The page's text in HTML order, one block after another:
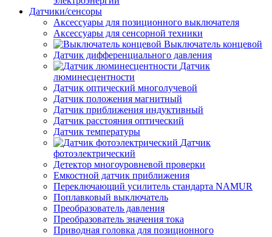
Датчики/сенсоры
Аксессуары для позиционного выключателя
Аксессуары для сенсорной техники
Выключатель концевой
Датчик дифференциального давления
Датчик
люминесцентности
Датчик оптический многолучевой
Датчик положения магнитный
Датчик приближения индуктивный
Датчик расстояния оптический
Датчик температуры
Датчик
фотоэлектрический
Детектор многоуровневой проверки
Емкостной датчик приближения
Переключающий усилитель стандарта NAMUR
Поплавковый выключатель
Преобразователь давления
Преобразователь значения тока
Приводная головка для позиционного